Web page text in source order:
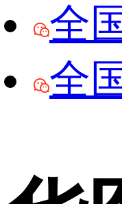
全
全